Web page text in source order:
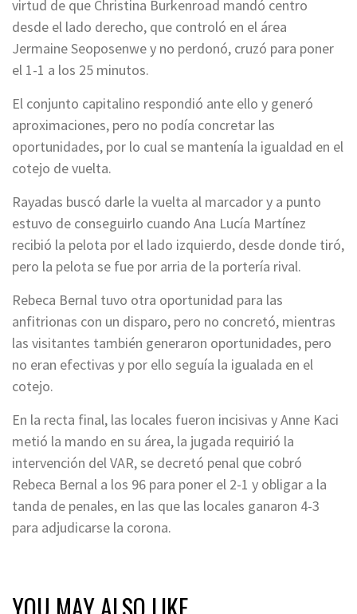
virtud de que Christina Burkenroad mandó centro
desde el lado derecho, que controló en el área
Jermaine Seoposenwe y no perdonó, cruzó para poner
el 1-1 a los 25 minutos.
El conjunto capitalino respondió ante ello y generó
aproximaciones, pero no podía concretar las
oportunidades, por lo cual se mantenía la igualdad en el
cotejo de vuelta.
Rayadas buscó darle la vuelta al marcador y a punto
estuvo de conseguirlo cuando Ana Lucía Martínez
recibió la pelota por el lado izquierdo, desde donde tiró,
pero la pelota se fue por arria de la portería rival.
Rebeca Bernal tuvo otra oportunidad para las
anfitrionas con un disparo, pero no concretó, mientras
las visitantes también generaron oportunidades, pero
no eran efectivas y por ello seguía la igualada en el
cotejo.
En la recta final, las locales fueron incisivas y Anne Kaci
metió la mando en su área, la jugada requirió la
intervención del VAR, se decretó penal que cobró
Rebeca Bernal a los 96 para poner el 2-1 y obligar a la
tanda de penales, en las que las locales ganaron 4-3
para adjudicarse la corona.